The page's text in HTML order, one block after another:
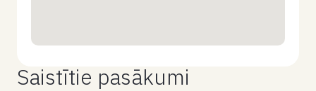
Saistītie pasākumi